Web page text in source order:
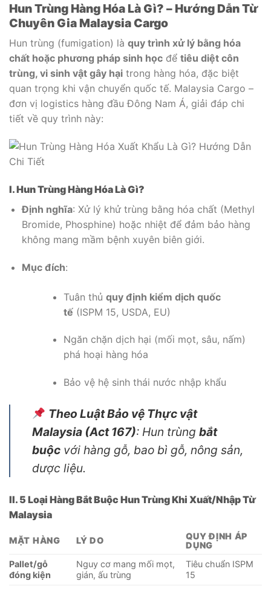
Hun Trùng Hàng Hóa Là Gì? – Hướng Dẫn Từ
Chuyên Gia Malaysia Cargo
Hun trùng (fumigation) là quy trình xử lý bằng hóa
chất hoặc phương pháp sinh học để tiêu diệt côn
trùng, vi sinh vật gây hại trong hàng hóa, đặc biệt
quan trọng khi vận chuyển quốc tế. Malaysia Cargo –
đơn vị logistics hàng đầu Đông Nam Á, giải đáp chi
tiết về quy trình này:
I. Hun Trùng Hàng Hóa Là Gì?
Định nghĩa: Xử lý khử trùng bằng hóa chất (Methyl
Bromide, Phosphine) hoặc nhiệt để đảm bảo hàng
không mang mầm bệnh xuyên biên giới.
Mục đích:
Tuân thủ quy định kiểm dịch quốc
tế(ISPM 15, USDA, EU)
Ngăn chặn dịch hại (mối mọt, sâu, nấm)
phá hoại hàng hóa
Bảo vệ hệ sinh thái nước nhập khẩu
Theo Luật Bảo vệ Thực vật
Malaysia (Act 167): Hun trùng bắt
buộc với hàng gỗ, bao bì gỗ, nông sản,
dược liệu.
II. 5 Loại Hàng Bắt Buộc Hun Trùng Khi Xuất/Nhập Từ
Malaysia
MẶT HÀNG LÝ DO
QUY ĐỊNH ÁP
DỤNG
Pallet/gỗ
đóng kiện
Nguy cơ mang mối mọt,
gián, ấu trùng
Tiêu chuẩn ISPM
15